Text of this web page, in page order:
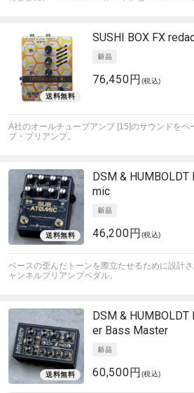
SUSHI BOX FX
76,450円 (税込)
A社のオールチューブアンプ [15]のサウンドをベ
ブ・プリアンプ。
DSM & HUMBOLDT
mic
46,200円 (税込)
ベースの歪んだトーンを際立たせるために設計
ャンネルプリアンプペダル。
DSM & HUMBOLDT
er Bass Master
60,500円 (税込)